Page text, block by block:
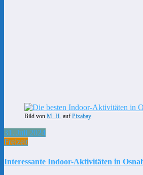
Bild von M. H. auf Pixabay
31. Juli 2024
Freizeit
Interessante Indoor-Aktivitäten in